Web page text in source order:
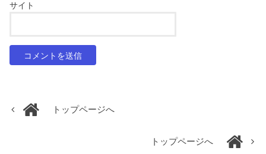
サイト
トップページへ
トップページへ